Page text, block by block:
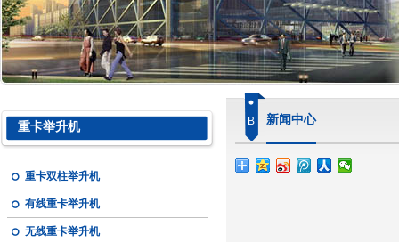
重卡举升机
重卡双柱举升机
有线重卡举升机
无线重卡举升机
B 新闻中心